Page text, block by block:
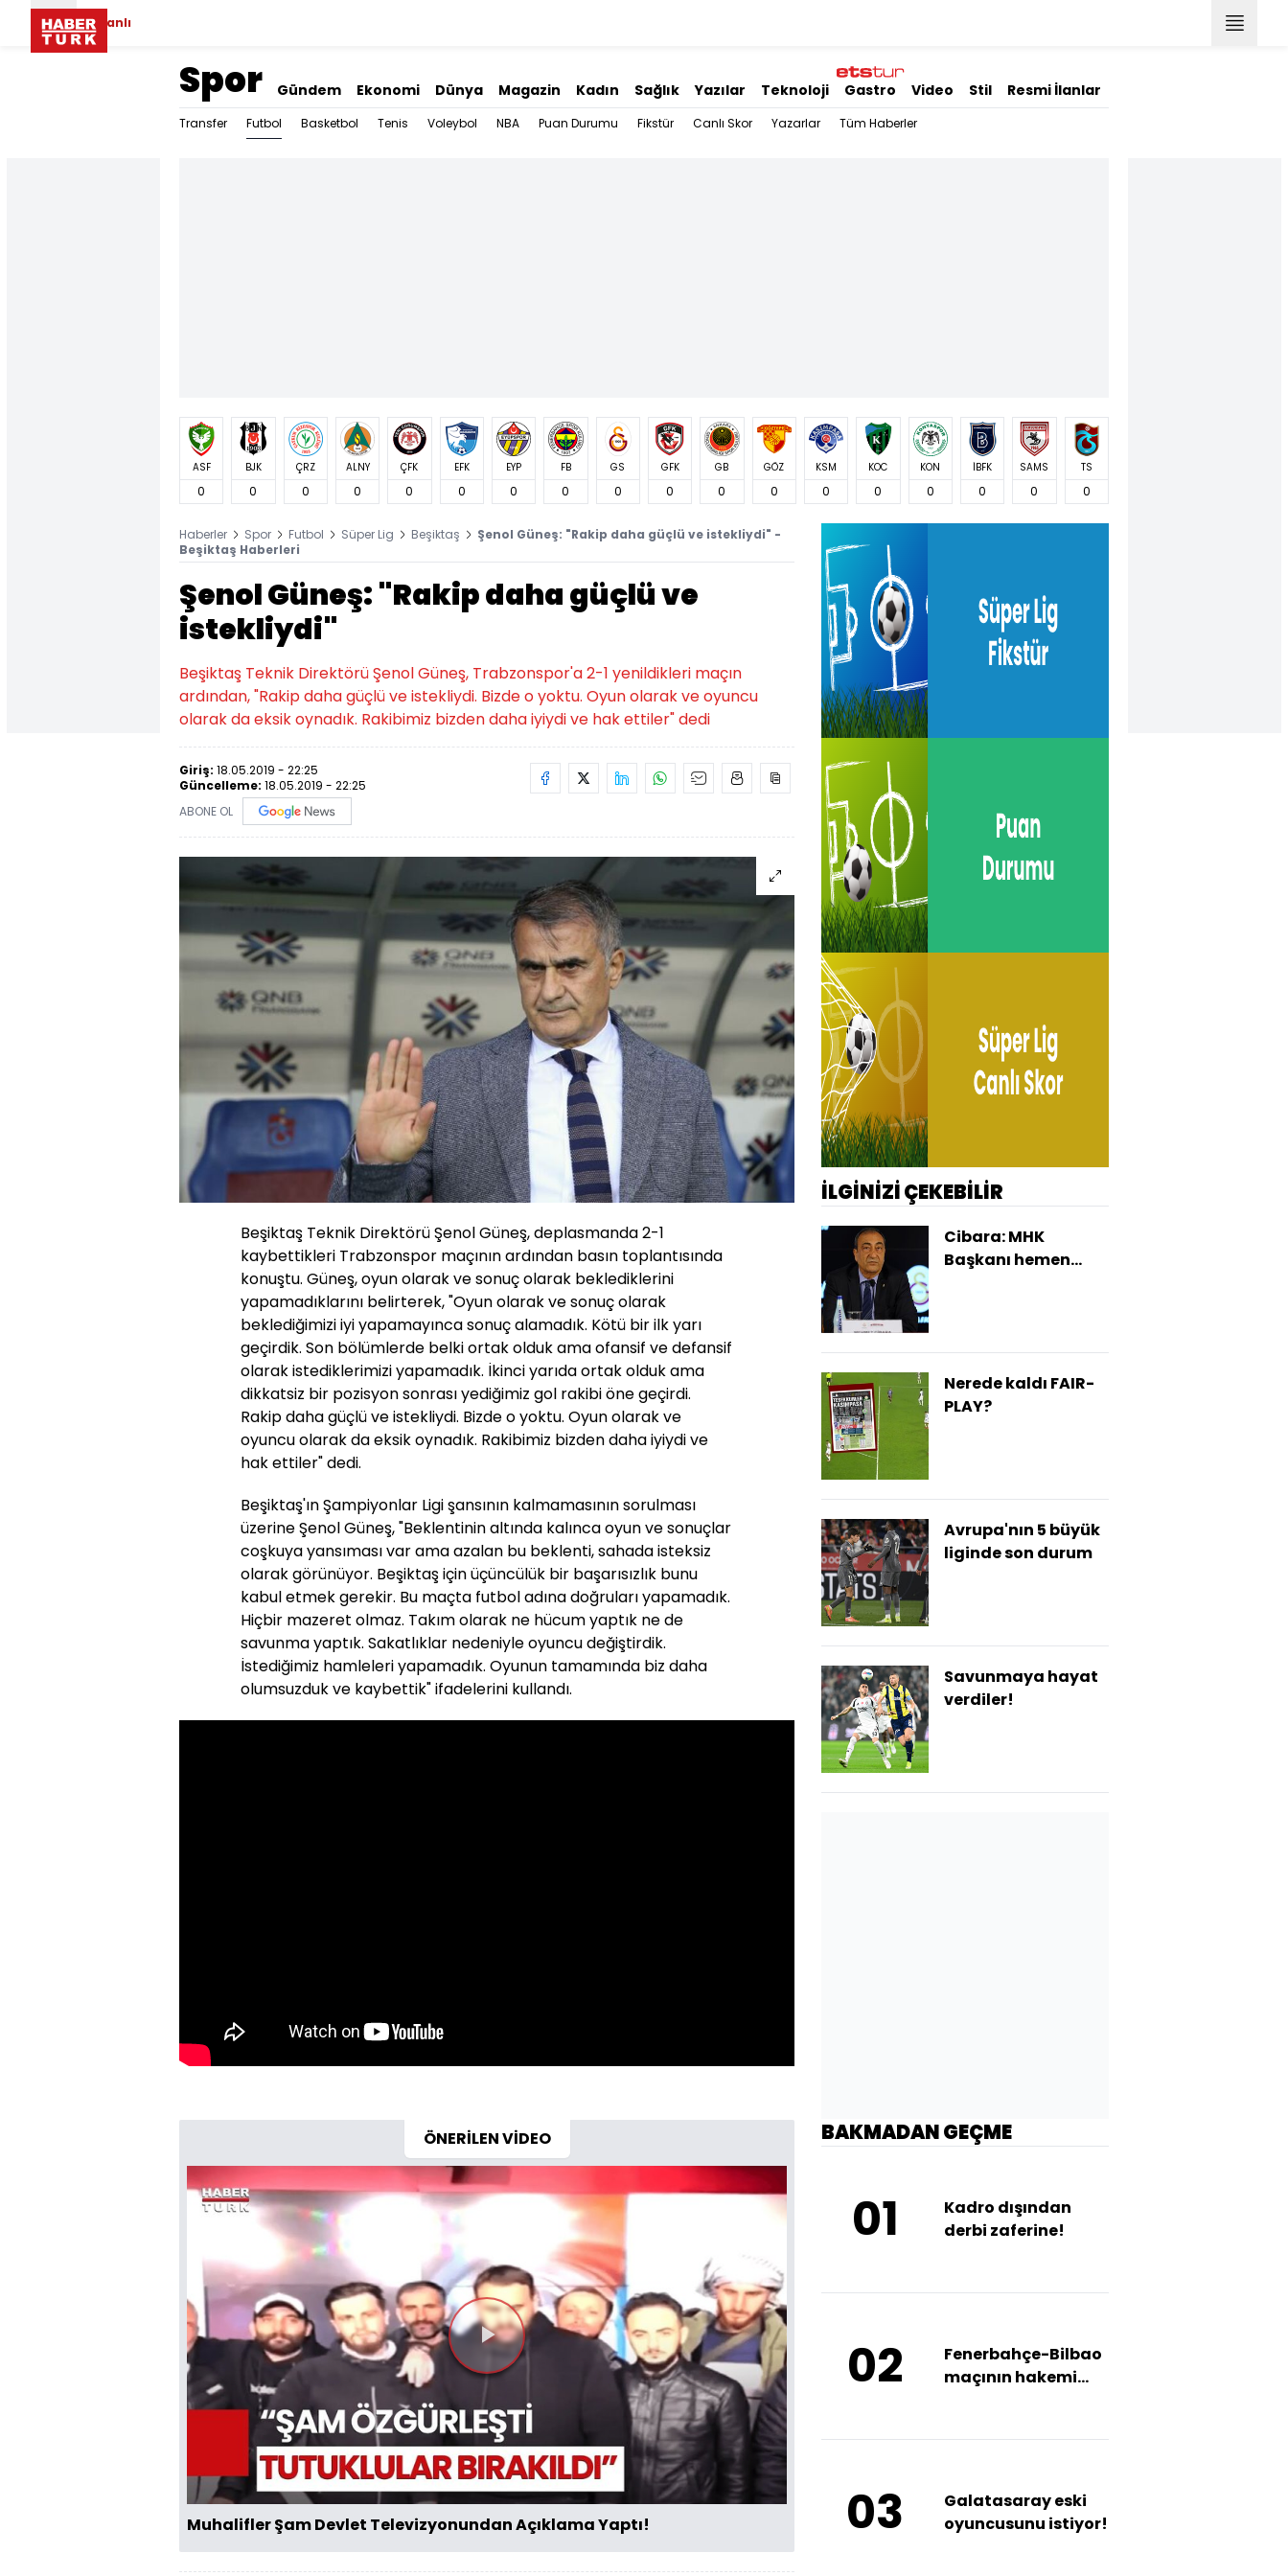
Canlı
Spor Gündem Ekonomi Dünya Magazin Kadın Sağlık Yazılar Teknoloji Gastro Video Stil Resmi İlanlar
Transfer Futbol Basketbol Tenis Voleybol NBA Puan Durumu Fikstür Canlı Skor Yazarlar Tüm Haberler
ASF
0
BJK
0
ÇRZ
0
ALNY
0
ÇFK
0
EFK
0
EYP
0
FB
0
GS
0
GFK
0
GB
0
GÖZ
0
KSM
0
KOC
0
KON
0
İBFK
0
SAMS
0
TS
0
Haberler Spor Futbol Süper Lig Beşiktaş
Şenol Güneş: "Rakip daha güçlü ve istekliydi" -
Beşiktaş Haberleri
Şenol Güneş: "Rakip daha güçlü ve
istekliydi"
Beşiktaş Teknik Direktörü Şenol Güneş, Trabzonspor'a 2-1 yenildikleri maçın
ardından, "Rakip daha güçlü ve istekliydi. Bizde o yoktu. Oyun olarak ve oyuncu
olarak da eksik oynadık. Rakibimiz bizden daha iyiydi ve hak ettiler" dedi
Giriş: 18.05.2019 - 22:25
Güncelleme: 18.05.2019 - 22:25
ABONE OL
Beşiktaş Teknik Direktörü Şenol Güneş, deplasmanda 2-1
kaybettikleri Trabzonspor maçının ardından basın toplantısında
konuştu. Güneş, oyun olarak ve sonuç olarak beklediklerini
yapamadıklarını belirterek, "Oyun olarak ve sonuç olarak
beklediğimizi iyi yapamayınca sonuç alamadık. Kötü bir ilk yarı
geçirdik. Son bölümlerde belki ortak olduk ama ofansif ve defansif
olarak istediklerimizi yapamadık. İkinci yarıda ortak olduk ama
dikkatsiz bir pozisyon sonrası yediğimiz gol rakibi öne geçirdi.
Rakip daha güçlü ve istekliydi. Bizde o yoktu. Oyun olarak ve
oyuncu olarak da eksik oynadık. Rakibimiz bizden daha iyiydi ve
hak ettiler" dedi.
Beşiktaş'ın Şampiyonlar Ligi şansının kalmamasının sorulması
üzerine Şenol Güneş, "Beklentinin altında kalınca oyun ve sonuçlar
coşkuya yansıması var ama azalan bu beklenti, sahada isteksiz
olarak görünüyor. Beşiktaş için üçüncülük bir başarısızlık bunu
kabul etmek gerekir. Bu maçta futbol adına doğruları yapamadık.
Hiçbir mazeret olmaz. Takım olarak ne hücum yaptık ne de
savunma yaptık. Sakatlıklar nedeniyle oyuncu değiştirdik.
İstediğimiz hamleleri yapamadık. Oyunun tamamında biz daha
olumsuzduk ve kaybettik" ifadelerini kullandı.
ÖNERİLEN VİDEO
Videoyu
Oynat
Muhalifler Şam Devlet Televizyonundan Açıklama Yaptı!
İLGİNİZİ ÇEKEBİLİR
Cibara: MHK
Başkanı hemen
Nerede kaldı FAIR-
PLAY?
Avrupa'nın 5 büyük
liginde son durum
Savunmaya hayat
verdiler!
BAKMADAN GEÇME
01
Kadro dışından
derbi zaferine!
02
Fenerbahçe-Bilbao
maçının hakemi
03
Galatasaray eski
oyuncusunu istiyor!